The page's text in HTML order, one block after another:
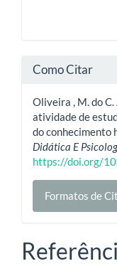
Como Citar
Oliveira , M. do C.
atividade de
do conhecimento
Didática E
https://doi.org/
Formatos de